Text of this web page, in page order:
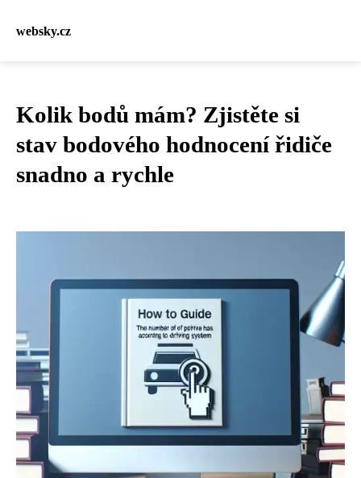
websky.cz
Kolik bodů mám? Zjistěte si
stav bodového hodnocení řidiče
snadno a rychle